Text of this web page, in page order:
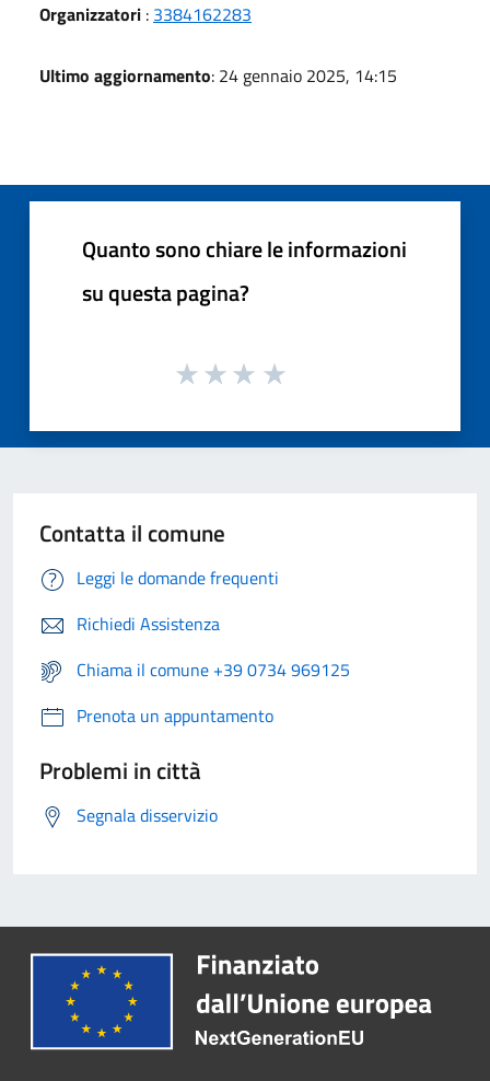
Organizzatori : 3384162283
Ultimo aggiornamento: 24 gennaio 2025, 14:15
Quanto sono chiare le informazioni
su questa pagina?
Contatta il comune
Leggi le domande frequenti
Richiedi Assistenza
Chiama il comune +39 0734 969125
Prenota un appuntamento
Problemi in città
Segnala disservizio